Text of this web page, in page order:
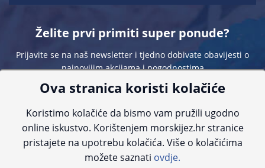
Želite prvi primiti super ponude?
Prijavite se na naš newsletter i tjedno dobivate obavijesti o
najnovijim akcijama i pogodnostima
Sve navedene cijene sadrže PDV. Pokušavamo osigurati što preciznije
informacije, ali zbog tehnoloških ograničenja ne možemo garantirati potpunu
Ova stranica koristi kolačiće
Koristimo kolačiće da bismo vam pružili ugodno
online iskustvo. Korištenjem morskijez.hr stranice
pristajete na upotrebu kolačića. Više o kolačićima
možete saznati ovdje.